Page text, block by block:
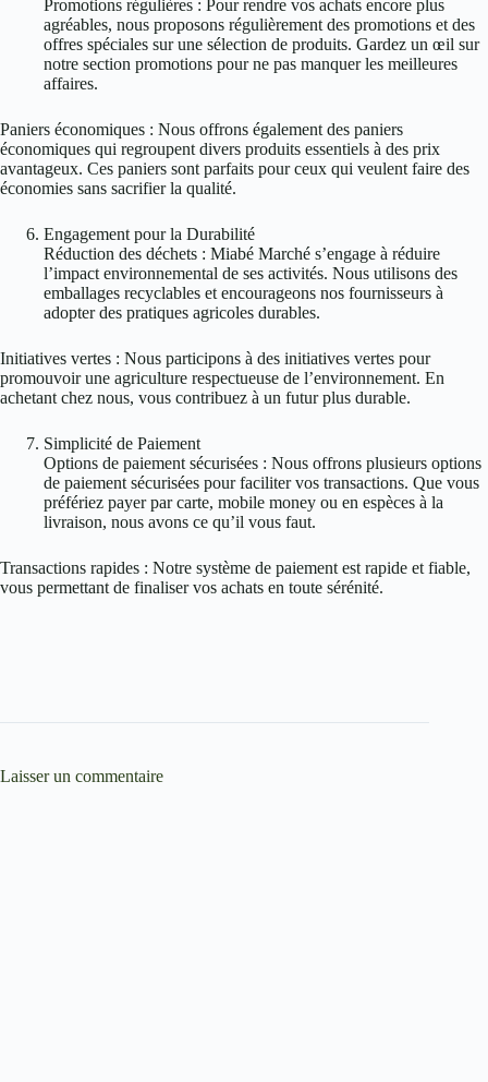
Promotions régulières : Pour rendre vos achats encore plus
agréables, nous proposons régulièrement des promotions et des
offres spéciales sur une sélection de produits. Gardez un œil sur
notre section promotions pour ne pas manquer les meilleures
affaires.
Paniers économiques : Nous offrons également des paniers
économiques qui regroupent divers produits essentiels à des prix
avantageux. Ces paniers sont parfaits pour ceux qui veulent faire des
économies sans sacrifier la qualité.
Engagement pour la Durabilité
Réduction des déchets : Miabé Marché s’engage à réduire
l’impact environnemental de ses activités. Nous utilisons des
emballages recyclables et encourageons nos fournisseurs à
adopter des pratiques agricoles durables.
Initiatives vertes : Nous participons à des initiatives vertes pour
promouvoir une agriculture respectueuse de l’environnement. En
achetant chez nous, vous contribuez à un futur plus durable.
Simplicité de Paiement
Options de paiement sécurisées : Nous offrons plusieurs options
de paiement sécurisées pour faciliter vos transactions. Que vous
préfériez payer par carte, mobile money ou en espèces à la
livraison, nous avons ce qu’il vous faut.
Transactions rapides : Notre système de paiement est rapide et fiable,
vous permettant de finaliser vos achats en toute sérénité.
Laisser un commentaire